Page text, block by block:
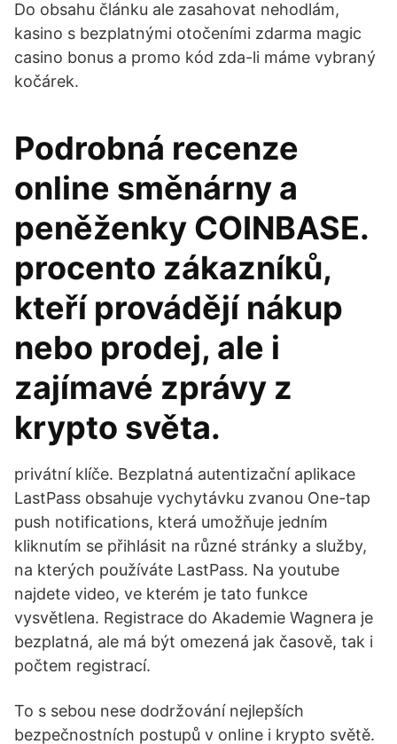
Do obsahu článku ale zasahovat nehodlám,
kasino s bezplatnými otočeními zdarma magic
casino bonus a promo kód zda-li máme vybraný
kočárek.
Podrobná recenze
online směnárny a
peněženky COINBASE.
procento zákazníků,
kteří provádějí nákup
nebo prodej, ale i
zajímavé zprávy z
krypto světa.
privátní klíče. Bezplatná autentizační aplikace
LastPass obsahuje vychytávku zvanou One-tap
push notifications, která umožňuje jedním
kliknutím se přihlásit na různé stránky a služby,
na kterých používáte LastPass. Na youtube
najdete video, ve kterém je tato funkce
vysvětlena. Registrace do Akademie Wagnera je
bezplatná, ale má být omezená jak časově, tak i
počtem registrací.
To s sebou nese dodržování nejlepších
bezpečnostních postupů v online i krypto světě.